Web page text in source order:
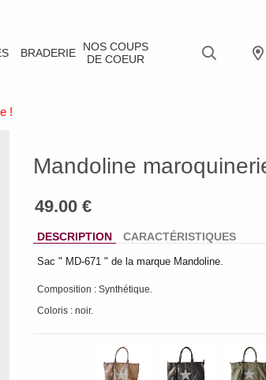
BRADERIE
NOS COUPS
DE COEUR
!
Mandoline
DESCRIPTION CARACTÉRISTIQUES
Sac " MD-671 " de la marque Mandoline.
Composition : Synthétique.
Coloris : noir.